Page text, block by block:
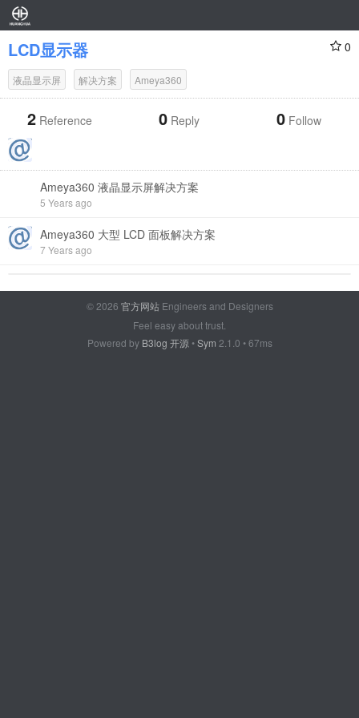
LCD显示器 0
液晶显示屏 解决方案 Ameya360
2 Reference 0 Reply 0 Follow
Ameya360 液晶显示屏解决方案
5 Years ago
Ameya360 大型 LCD 面板解决方案
7 Years ago
© 2026 官方网站Engineers and Designers
Feel easy about trust.
Powered by B3log 开源 •Sym 2.1.0 • 67ms